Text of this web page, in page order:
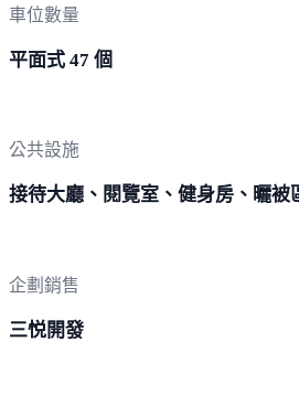
車位數量
平面式 47 個
公共設施
接待大廳、閱覽室、健身房、曬被
企劃銷售
三悦開發